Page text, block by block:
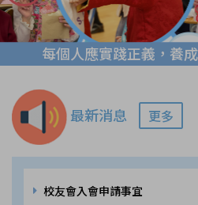
每個人應實踐正義，養
最新消息 更多
校友會入會申請事宜